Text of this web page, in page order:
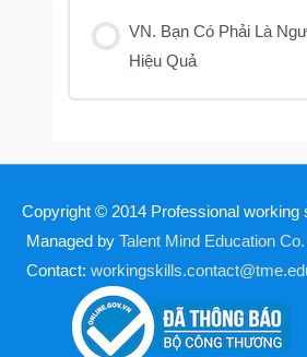
VN. Bạn Có Phải Là
Hiệu Quả
Copyright © 2014 Professional working
Managed by Talent Mind Education Co.
Contact: